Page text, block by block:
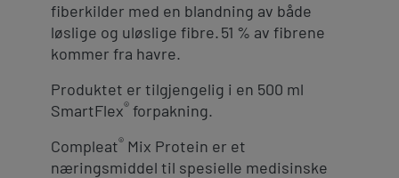
fiberkilder med en blandning av både
løslige og uløslige fibre. 51 % av fibrene
kommer fra havre.
Produktet er tilgjengelig i en 500 ml
SmartFlex®forpakning.
Compleat®Mix Protein er et
næringsmiddel til spesielle medisinske